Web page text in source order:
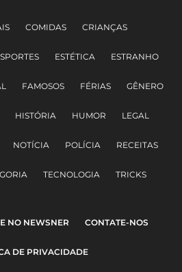
COMIDAS CRIANÇAS
ESTÉTICA ESTRANHO
FAMOSOS FÉRIAS GÊNERO
HISTÓRIA HUMOR LEGAL
NOTÍCIA POLÍCIA RECEITAS
TECNOLOGIA TRICKS
NO NEWSNER CONTATE-NOS
DE PRIVACIDADE